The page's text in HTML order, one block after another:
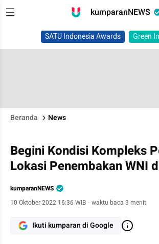
kumparanNEWS
SATU Indonesia Awards Green
Beranda News
Begini Kondisi Kompleks
Lokasi Penembakan WNI
kumparanNEWS
10 Oktober 2022 16:36 WIB · waktu baca 3 menit
Ikuti kumparan di Google